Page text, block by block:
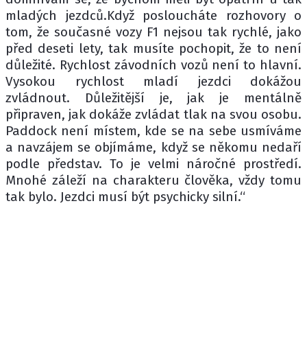
mladých jezdců.Když posloucháte rozhovory o
tom, že současné vozy F1 nejsou tak rychlé, jako
před deseti lety, tak musíte pochopit, že to není
důležité. Rychlost závodních vozů není to hlavní.
Vysokou rychlost mladí jezdci dokážou
zvládnout. Důležitější je, jak je mentálně
připraven, jak dokáže zvládat tlak na svou osobu.
Paddock není místem, kde se na sebe usmíváme
a navzájem se objímáme, když se někomu nedaří
podle představ. To je velmi náročné prostředí.
Mnohé záleží na charakteru člověka, vždy tomu
tak bylo. Jezdci musí být psychicky silní.“